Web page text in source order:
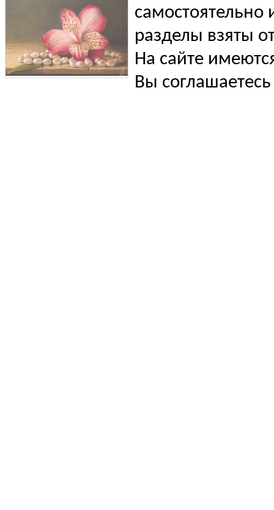
самостоятельно
разделы взяты
На сайте
Вы